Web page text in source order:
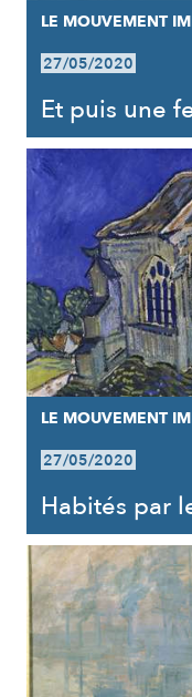
LE MOUVEMENT
27/05/2020
Et puis une
LE MOUVEMENT
27/05/2020
Habités par